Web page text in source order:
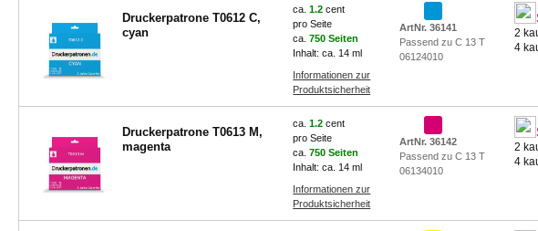
Druckerpatrone T0612 C,
cyan
ca.1.2cent
pro Seite
ca.750 Seiten
Inhalt: ca. 14 ml
Informationen zur
Produktsicherheit
ArtNr. 36141
Passend zu C 13 T
06124010
2
4
Druckerpatrone T0613 M,
magenta
ca.1.2cent
pro Seite
ca.750 Seiten
Inhalt: ca. 14 ml
Informationen zur
Produktsicherheit
ArtNr. 36142
Passend zu C 13 T
06134010
2
4